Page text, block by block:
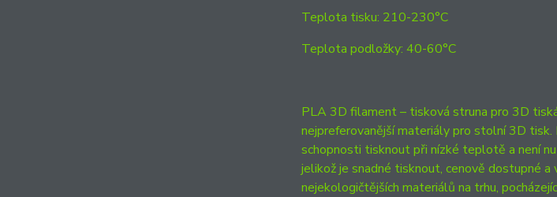
Teplota tisku: 210-230°C
Teplota podložky: 40-60°C
PLA 3D filament – tisková struna pro 3D
nejpreferovanější materiály pro stolní 3D
schopnosti tisknout při nízké teplotě a není
jelikož je snadné tisknout, cenově dostupné
nejekologičtějších materiálů na trhu,